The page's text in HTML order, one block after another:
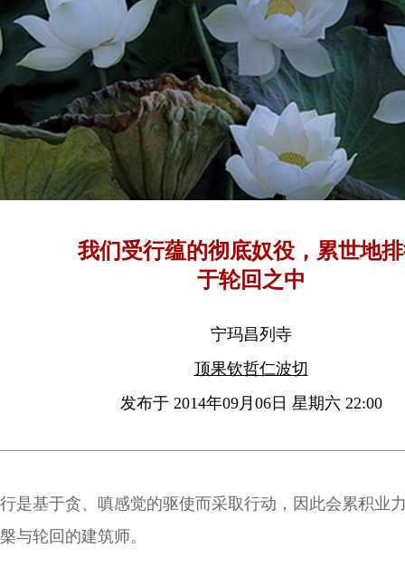
我们受行蕴的彻底奴役，累世地
于轮回之中
宁玛昌列寺
顶果钦哲仁波切
发布于 2014年09月06日 星期六 22:00
行是基于贪、嗔感觉的驱使而采取行动，因此会累积业
槃与轮回的建筑师。